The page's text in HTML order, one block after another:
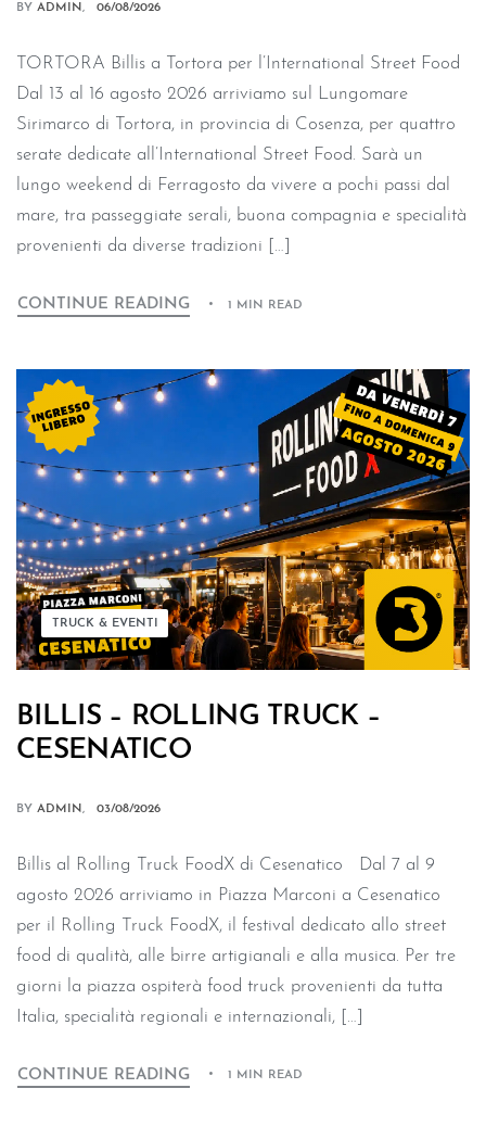
BY ADMIN 06/08/2026
TORTORA Billis a Tortora per l’International Street Food
Dal 13 al 16 agosto 2026 arriviamo sul Lungomare
Sirimarco di Tortora, in provincia di Cosenza, per quattro
serate dedicate all’International Street Food. Sarà un
lungo weekend di Ferragosto da vivere a pochi passi dal
mare, tra passeggiate serali, buona compagnia e specialità
provenienti da diverse tradizioni […]
CONTINUE READING 1 MIN READ
TRUCK & EVENTI
BILLIS – ROLLING TRUCK –
CESENATICO
BY ADMIN 03/08/2026
Billis al Rolling Truck FoodX di Cesenatico Dal 7 al 9
agosto 2026 arriviamo in Piazza Marconi a Cesenatico
per il Rolling Truck FoodX, il festival dedicato allo street
food di qualità, alle birre artigianali e alla musica. Per tre
giorni la piazza ospiterà food truck provenienti da tutta
Italia, specialità regionali e internazionali, […]
CONTINUE READING 1 MIN READ